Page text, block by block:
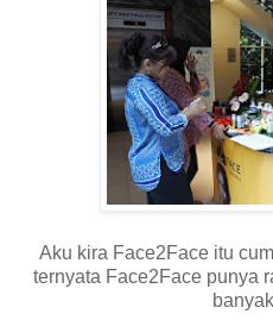
Aku kira Face2Face itu
ternyata Face2Face punya